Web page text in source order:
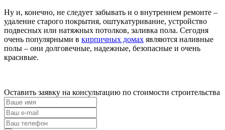
Ну и, конечно, не следует забывать и о внутреннем ремонте –
удаление старого покрытия, оштукатуривание, устройство
подвесных или натяжных потолков, заливка пола. Сегодня
очень популярными в кирпичных домах являются наливные
полы – они долговечные, надежные, безопасные и очень
красивые.
Оставить заявку на консультацию по стоимости строительства